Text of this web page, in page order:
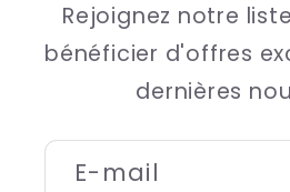
Rejoignez notre
bénéficier d'offres
dernières
E-mail